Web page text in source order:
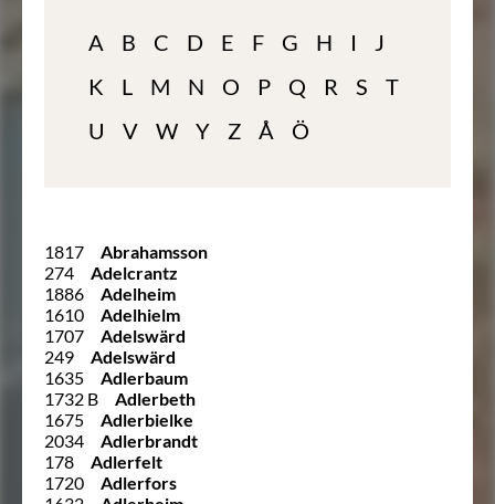
A B C D E F G H I
J
K
L M N O P Q R S
T
U
V W Y Z Å Ö
1817
Abrahamsson
274
Adelcrantz
1886
Adelheim
1610
Adelhielm
1707
Adelswärd
249
Adelswärd
1635
Adlerbaum
1732 B
Adlerbeth
1675
Adlerbielke
2034
Adlerbrandt
178
Adlerfelt
1720
Adlerfors